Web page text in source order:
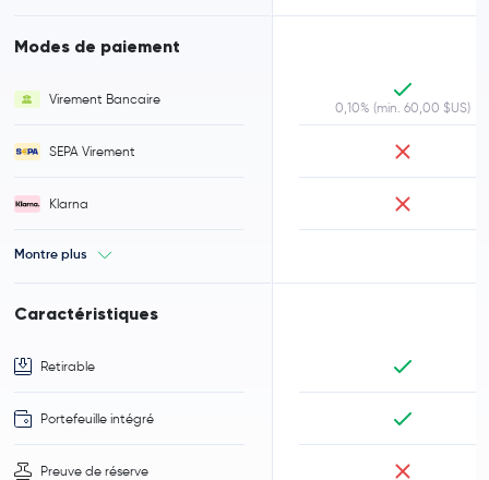
Modes de paiement
Virement Bancaire
SEPA Virement
Klarna
Montre plus
Caractéristiques
Retirable
Portefeuille intégré
Preuve de réserve
0,10% (min. 60,00 $US)